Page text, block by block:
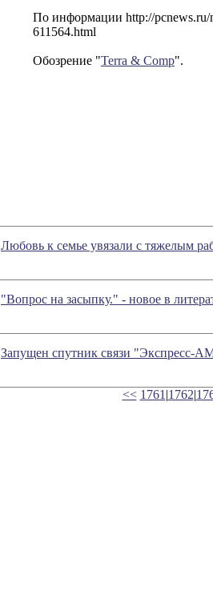
По информации http://pcnews.ru/
611564.html
Обозрение "Terra & Comp".
Любовь к семье увязали с тяжелым
"Вопрос на засыпку." - новое в
Запущен спутник связи "Экспресс-
<< 1761 |1762|